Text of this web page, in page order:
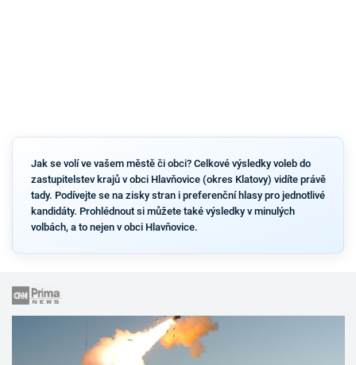
Jak se volí ve vašem městě či obci? Celkové výsledky voleb do
zastupitelstev krajů v obci Hlavňovice (okres Klatovy) vidíte právě
tady. Podívejte se na zisky stran i preferenční hlasy pro jednotlivé
kandidáty. Prohlédnout si můžete také výsledky v minulých
volbách, a to nejen v obci Hlavňovice.